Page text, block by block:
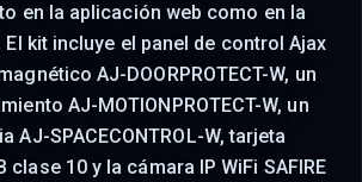
en la aplicación web como en la
kit incluye el panel de control Ajax
AJ-DOORPROTECT-W, un
AJ-MOTIONPROTECT-W, un
AJ-SPACECONTROL-W, tarjeta
clase 10 y la cámara IP WiFi SAFIRE